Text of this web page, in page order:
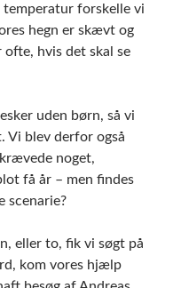
forskelle vi
hegn er skævt og
hvis det skal se
uden børn, så vi
Vi blev derfor også
noget,
få år – men findes
scenarie?
eller to, fik vi søgt på
kom vores hjælp